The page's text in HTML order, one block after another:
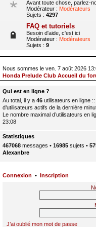
Avant toute chose, parlez-
Modérateur : Modérateurs
Sujets : 4297
FAQ et tutoriels
Besoin d'aide, c'est ici
Modérateur : Modérateurs
Sujets : 9
Nous sommes le ven. 7 août 2026
Honda Prelude Club Accueil du
Qui est en ligne ?
Au total, il y a 46 utilisateurs en ligne
d’utilisateurs actifs de la dernière
Le nombre maximal d’utilisateurs en
23:08
Statistiques
467068 messages • 16985 sujets •
Alexanbre
Connexion • Inscription
J’ai oublié mon mot de passe